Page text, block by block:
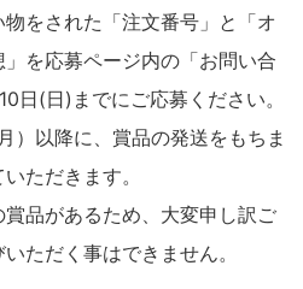
をされた「注文番号」と「オ
を応募ページ内の「お問い合
日(日)までにご応募ください。
）以降に、賞品の発送をもちま
ただきます。
賞品があるため、大変申し訳ご
ただく事はできません。